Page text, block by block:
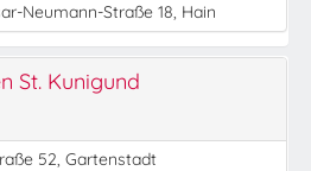
Neumann-Straße 18, Hain
St. Kunigund
52, Gartenstadt